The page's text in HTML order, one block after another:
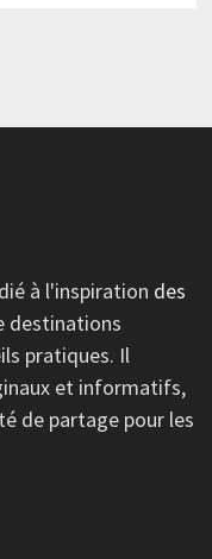
à l'inspiration des
destinations
pratiques. Il
et informatifs,
de partage pour les